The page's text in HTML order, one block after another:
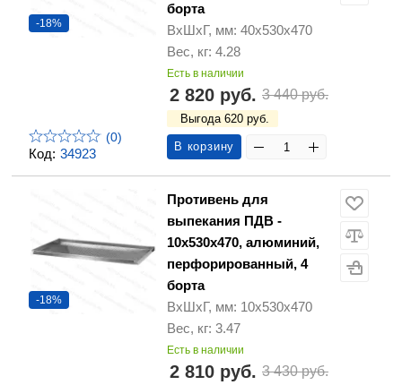
Код: 34923
-18%
(0)
борта
ВхШхГ, мм: 40х530х470
Вес, кг: 4.28
Есть в наличии
2 820 руб. 3 440 руб.
Выгода 620 руб.
В корзину
-18%
Противень для
выпекания ПДВ -
10х530х470, алюминий,
перфорированный, 4
борта
ВхШхГ, мм: 10х530х470
Вес, кг: 3.47
Есть в наличии
2 810 руб. 3 430 руб.